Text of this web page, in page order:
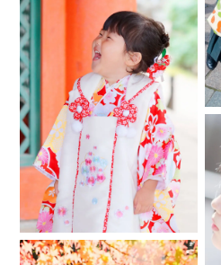
② 月 日 時 分～
③ 月 日 時 分～
【撮影内容】
撮影内容 【 】（七五三・お
い）
撮影人数 【 】
その他ご要望・備考【 】
【撮影予定地】
名 称【 】
住 所【 】
最寄り駅【 】
撮影許可【 】